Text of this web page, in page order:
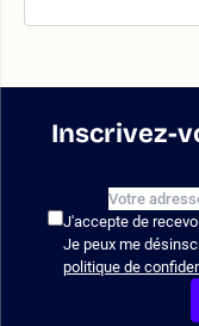
Inscrivez-
J'accepte de
Je peux me
politique de